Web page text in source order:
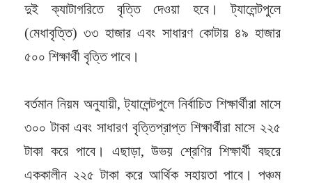
দুই ক্যাটাগরিতে বৃত্তি দেওয়া হবে। ট্যালেন্টপুলে
(মেধাবৃত্তি) ৩৩ হাজার এবং সাধারণ কোটায় ৪৯ হাজার
৫০০ শিক্ষার্থী বৃত্তি পাবে।
বর্তমান নিয়ম অনুযায়ী, ট্যালেন্টপুলে নির্বাচিত শিক্ষার্থীরা মাসে
৩০০ টাকা এবং সাধারণ বৃত্তিপ্রাপ্ত শিক্ষার্থীরা মাসে ২২৫
টাকা করে পাবে। এছাড়া, উভয় শ্রেণির শিক্ষার্থী বছরে
এককালীন ২২৫ টাকা করে আর্থিক সহায়তা পাবে। পঞ্চম